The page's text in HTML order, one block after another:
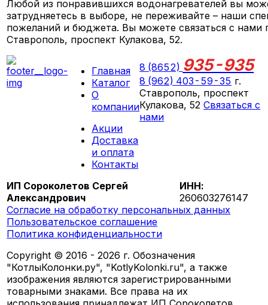
Любой из понравившихся водонагревателей вы
затрудняетесь в выборе, не переживайте – наши
пожеланий и бюджета. Вы можете связаться с нами
Ставрополь, проспект Кулакова, 52.
Главная
Каталог
О
компании
Акции
Доставка
и оплата
Контакты
8 (8652) 935-935
8 (962) 403-59-35 г.
Ставрополь, проспект
Кулакова, 52Связаться с
нами
ИП Сороколетов Сергей
Александрович
ИНН:
260603276147
Согласие на обработку персональных данных
Пользовательское соглашение
Политика конфиденциальности
Copyright © 2016 - 2026 г. Обозначения
"КотлыКолонки.ру", "KotlyKolonki.ru", а также
изображения являются зарегистрированными
товарными знаками. Все права на их